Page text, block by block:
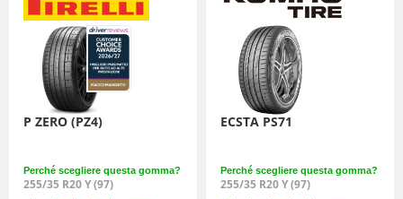
P ZERO (PZ4)
Perché scegliere questa gomma?
255/35 R20 Y (97)
ECSTA PS71
Perché scegliere questa gomma?
255/35 R20 Y (97)